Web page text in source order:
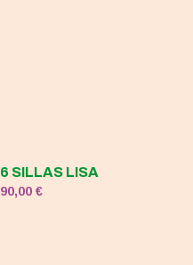
6 SILLAS LISA
90,00€